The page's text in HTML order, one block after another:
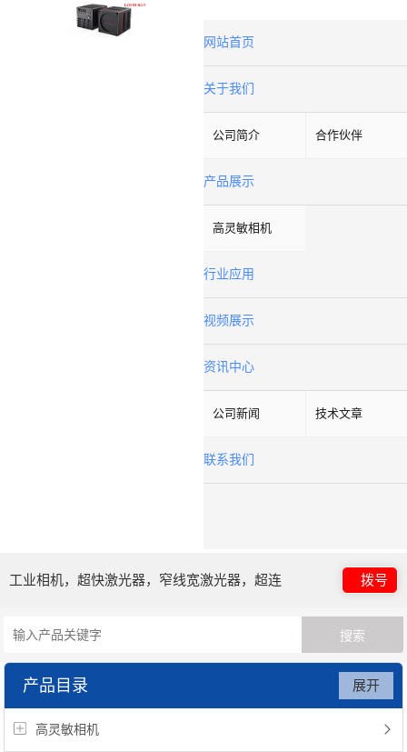
网站首页
关于我们
公司简介 合作伙伴
产品展示
高灵敏相机
行业应用
视频展示
资讯中心
公司新闻 技术文章
联系我们
工业相机，超快激光器，窄线宽激光器，超连
续谱光源，光子晶体光纤
拨号
产品目录
高灵敏相机
展开